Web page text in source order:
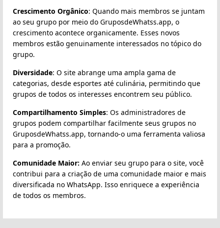
Crescimento Orgânico: Quando mais membros se juntam
ao seu grupo por meio do GruposdeWhatss.app, o
crescimento acontece organicamente. Esses novos
membros estão genuinamente interessados no tópico do
grupo.
Diversidade: O site abrange uma ampla gama de
categorias, desde esportes até culinária, permitindo que
grupos de todos os interesses encontrem seu público.
Compartilhamento Simples: Os administradores de
grupos podem compartilhar facilmente seus grupos no
GruposdeWhatss.app, tornando-o uma ferramenta valiosa
para a promoção.
Comunidade Maior: Ao enviar seu grupo para o site, você
contribui para a criação de uma comunidade maior e mais
diversificada no WhatsApp. Isso enriquece a experiência
de todos os membros.